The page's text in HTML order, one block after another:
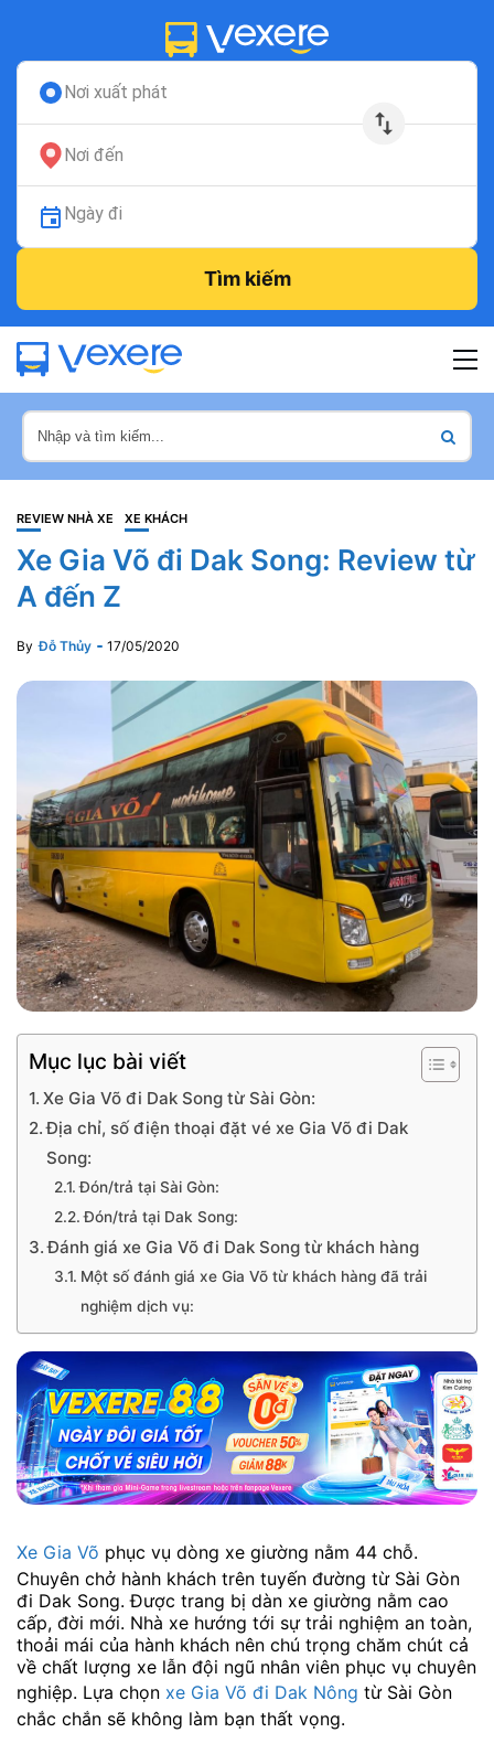
Nơi xuất phát
Nơi đến
Ngày đi
Tìm kiếm
REVIEW NHÀ XE XE KHÁCH
Xe Gia Võ đi Dak Song: Review từ
A đến Z
By Đỗ Thủy 17/05/2020
Mục lục bài viết
Xe Gia Võ đi Dak Song từ Sài Gòn:
Địa chỉ, số điện thoại đặt vé xe Gia Võ đi Dak
Song:
Đón/trả tại Sài Gòn:
Đón/trả tại Dak Song:
Đánh giá xe Gia Võ đi Dak Song từ khách hàng
Một số đánh giá xe Gia Võ từ khách hàng đã trải
nghiệm dịch vụ:
Xe Gia Võ phục vụ dòng xe giường nằm 44 chỗ.
Chuyên chở hành khách trên tuyến đường từ Sài Gòn
đi Dak Song. Được trang bị dàn xe giường nằm cao
cấp, đời mới. Nhà xe hướng tới sự trải nghiệm an toàn,
thoải mái của hành khách nên chú trọng chăm chút cả
về chất lượng xe lẫn đội ngũ nhân viên phục vụ chuyên
nghiệp. Lựa chọn xe Gia Võ đi Dak Nông từ Sài Gòn
chắc chắn sẽ không làm bạn thất vọng.